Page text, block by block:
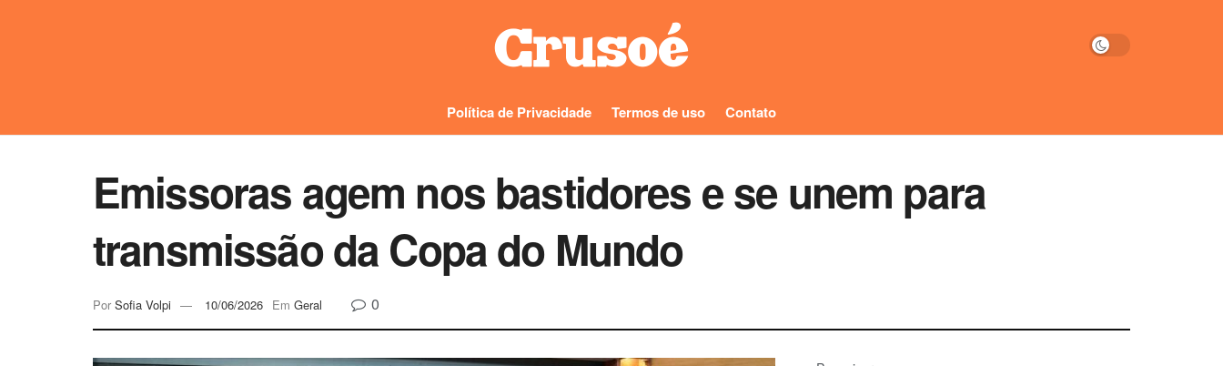
Política de Privacidade Termos de uso Contato
Emissoras agem nos bastidores e se unem para
transmissão da Copa do Mundo
Por Sofia Volpi 10/06/2026 Em Geral 0